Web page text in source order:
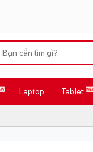
Xu hướng tìm kiếm
iPhone 17 Pro Max
AirTag 2 Mới
Laptop Tablet